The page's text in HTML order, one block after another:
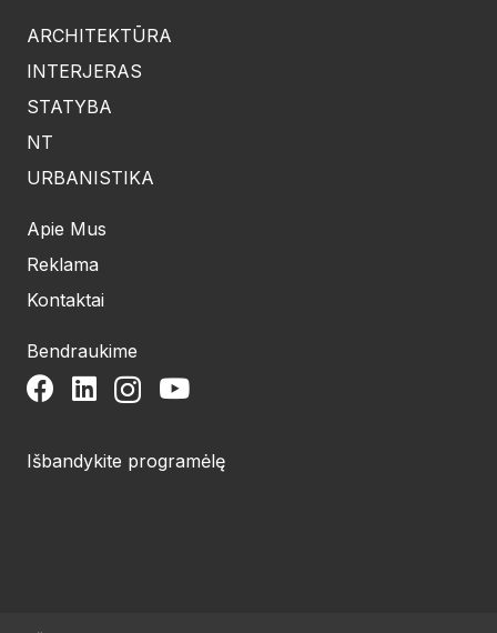
ARCHITEKTŪRA
INTERJERAS
STATYBA
NT
URBANISTIKA
Apie Mus
Reklama
Kontaktai
Bendraukime
Išbandykite programėlę